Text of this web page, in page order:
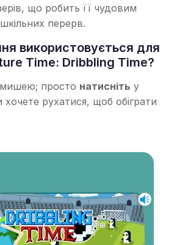
що робить її чудовим
перерв.
використовується для
Time: Dribbling Time?
мишею; просто натисніть у
рухатися, щоб обіграти